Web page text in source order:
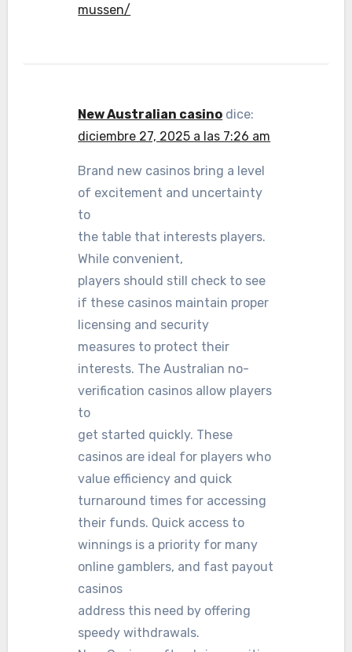
mussen/
New Australian casino dice:
diciembre 27, 2025 a las 7:26 am
Brand new casinos bring a level
of excitement and uncertainty
to
the table that interests players.
While convenient,
players should still check to see
if these casinos maintain proper
licensing and security
measures to protect their
interests. The Australian no-
verification casinos allow players
to
get started quickly. These
casinos are ideal for players who
value efficiency and quick
turnaround times for accessing
their funds. Quick access to
winnings is a priority for many
online gamblers, and fast payout
casinos
address this need by offering
speedy withdrawals.